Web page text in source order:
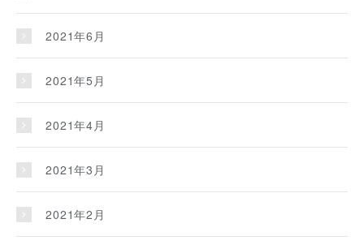
2021年6月
2021年5月
2021年4月
2021年3月
2021年2月